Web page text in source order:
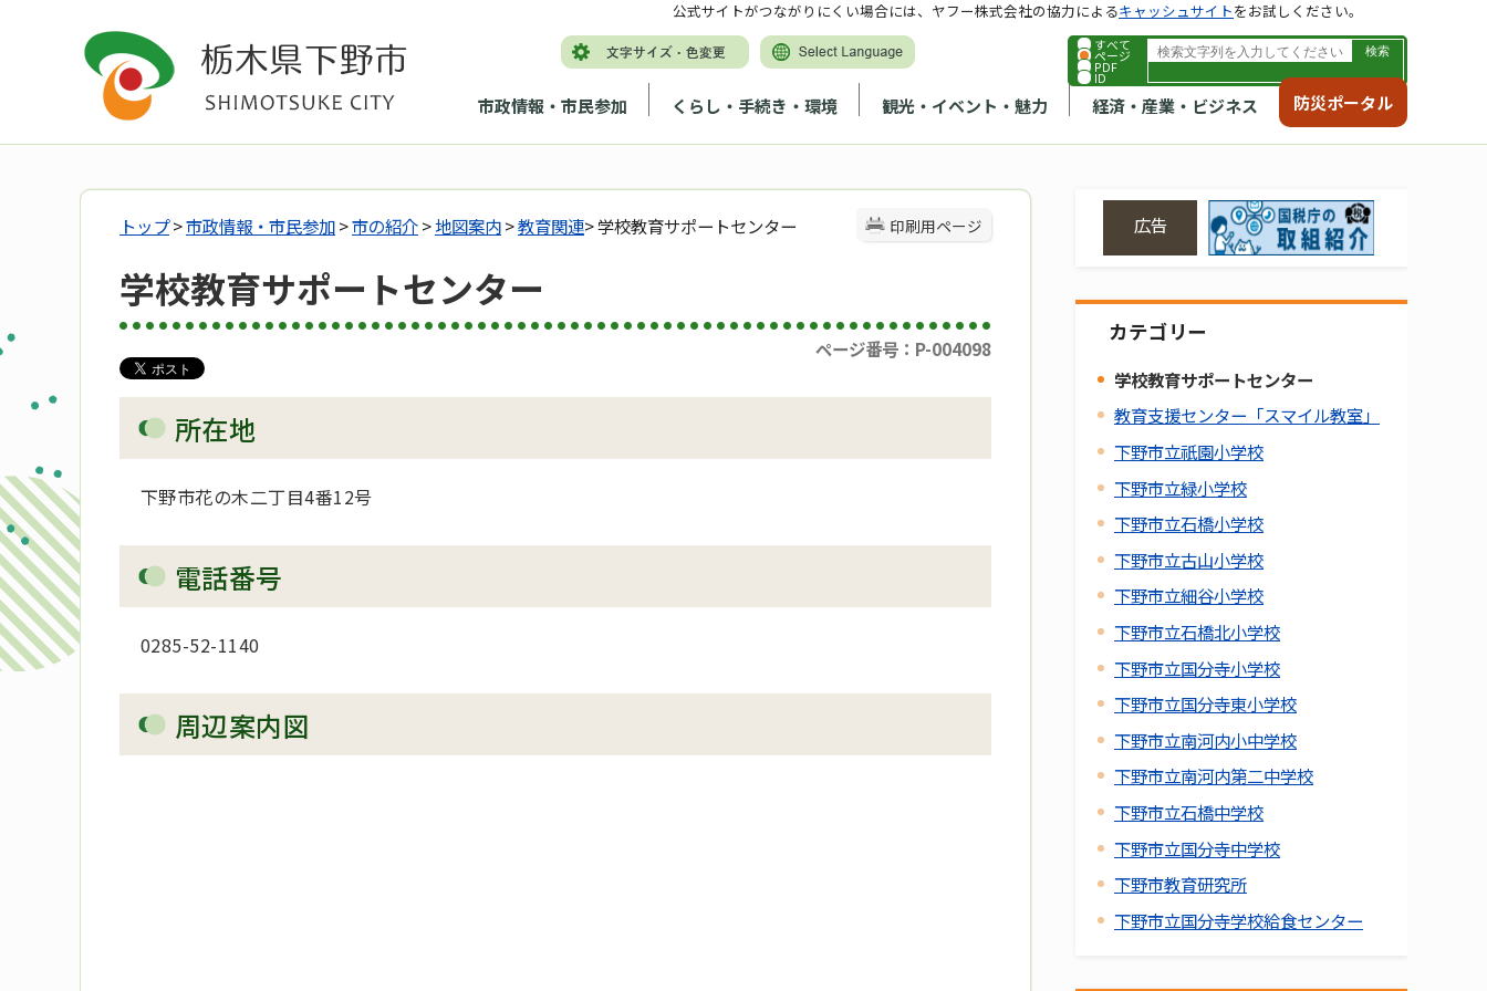
すべて
ページ
PDF
ID
市政情報・市民参加 くらし・手続き・環境 観光・イベント・魅力 経済・産業・ビジネス 防災ポータル
公式サイトがつながりにくい場合には、ヤフー株式会社の協力によるキャッシュサイトをお試しください。
印刷用ページ
トップ>市政情報・市民参加>市の紹介>地図案内>教育関連> 学校教育サポートセンター
学校教育サポートセンター
ページ番号：P-004098
所在地
下野市花の木二丁目4番12号
電話番号
0285-52-1140
周辺案内図
広告
カテゴリー
学校教育サポートセンター
教育支援センター「スマイル教室」
下野市立祇園小学校
下野市立緑小学校
下野市立石橋小学校
下野市立古山小学校
下野市立細谷小学校
下野市立石橋北小学校
下野市立国分寺小学校
下野市立国分寺東小学校
下野市立南河内小中学校
下野市立南河内第二中学校
下野市立石橋中学校
下野市立国分寺中学校
下野市教育研究所
下野市立国分寺学校給食センター